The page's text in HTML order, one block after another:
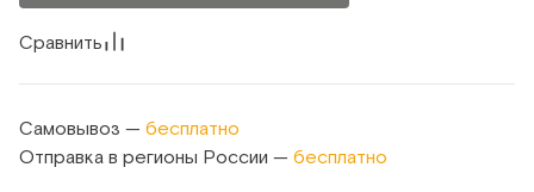
Сравнить
Самовывоз — бесплатно
Отправка в регионы России — бесплатно